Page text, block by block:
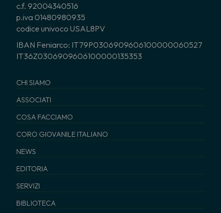
c.f. 92004340516
p.iva 01480980935
codice univoco USAL8PV
IBAN Feniarco: IT79P0306909606100000060527
IT36Z0306909606100000135353
CHI SIAMO
ASSOCIATI
COSA FACCIAMO
CORO GIOVANILE ITALIANO
NEWS
EDITORIA
SERVIZI
BIBLIOTECA